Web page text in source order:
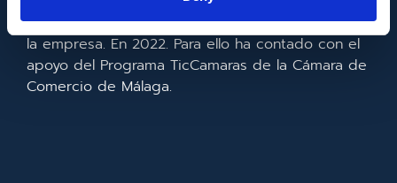
mejora de la competitividad y productividad de
la empresa. En 2022. Para ello ha contado con el
apoyo del Programa TicCamaras de la Cámara de
Comercio de Málaga.